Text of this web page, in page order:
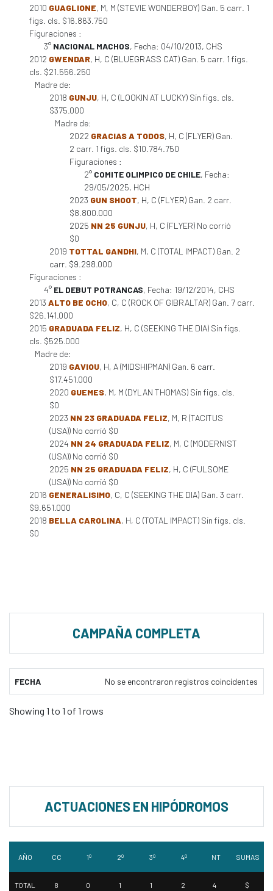
2010 GUAGLIONE, M, M (STEVIE WONDERBOY) Gan. 5 carr. 1
figs. cls. $16.863.750
Figuraciones :
3° NACIONAL MACHOS, Fecha: 04/10/2013, CHS
2012 GWENDAR, H, C (BLUEGRASS CAT) Gan. 5 carr. 1 figs.
cls. $21.556.250
Madre de:
2018 GUNJU, H, C (LOOKIN AT LUCKY) Sin figs. cls.
$375.000
Madre de:
2022 GRACIAS A TODOS, H, C (FLYER) Gan.
2 carr. 1 figs. cls. $10.784.750
Figuraciones :
2° COMITE OLIMPICO DE CHILE, Fecha:
29/05/2025, HCH
2023 GUN SHOOT, H, C (FLYER) Gan. 2 carr.
$8.800.000
2025 NN 25 GUNJU, H, C (FLYER) No corrió
$0
2019 TOTTAL GANDHI, M, C (TOTAL IMPACT) Gan. 2
carr. $9.298.000
Figuraciones :
4° EL DEBUT POTRANCAS, Fecha: 19/12/2014, CHS
2013 ALTO BE OCHO, C, C (ROCK OF GIBRALTAR) Gan. 7 carr.
$26.141.000
2015 GRADUADA FELIZ, H, C (SEEKING THE DIA) Sin figs.
cls. $525.000
Madre de:
2019 GAVIOU, H, A (MIDSHIPMAN) Gan. 6 carr.
$17.451.000
2020 GUEMES, M, M (DYLAN THOMAS) Sin figs. cls.
$0
2023 NN 23 GRADUADA FELIZ, M, R (TACITUS
(USA)) No corrió $0
2024 NN 24 GRADUADA FELIZ, M, C (MODERNIST
(USA)) No corrió $0
2025 NN 25 GRADUADA FELIZ, H, C (FULSOME
(USA)) No corrió $0
2016 GENERALISIMO, C, C (SEEKING THE DIA) Gan. 3 carr.
$9.651.000
2018 BELLA CAROLINA, H, C (TOTAL IMPACT) Sin figs. cls.
$0
CAMPAÑA COMPLETA
FECHA No se encontraron registros coincidentes
Showing 1 to 1 of 1 rows
ACTUACIONES EN HIPÓDROMOS
AÑO CC 1º 2º 3º 4º NT SUMAS
TOTAL 8 0 1 1 2 4
$